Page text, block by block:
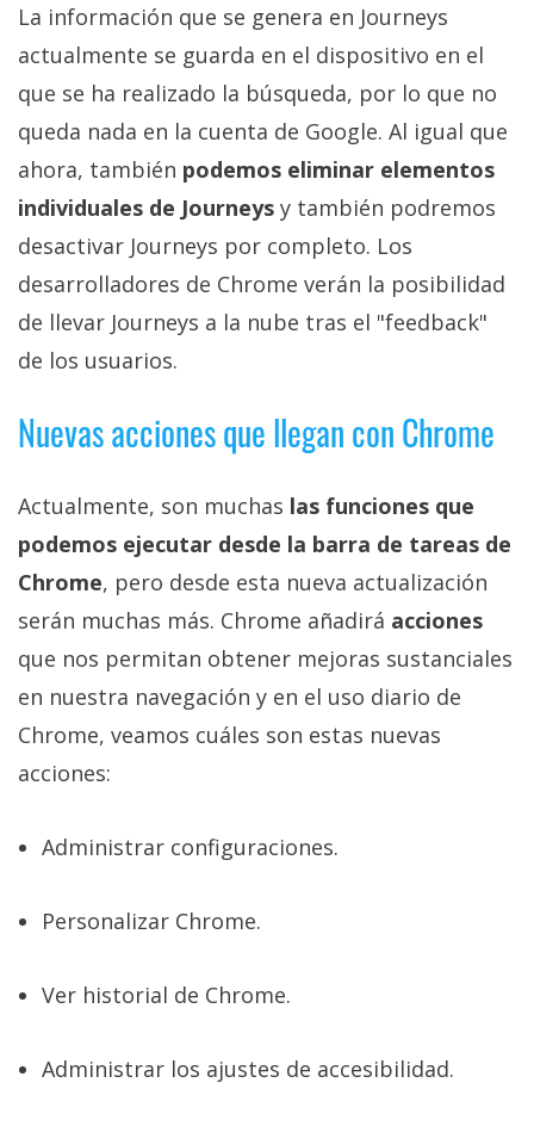
La información que se genera en Journeys
actualmente se guarda en el dispositivo en el
que se ha realizado la búsqueda, por lo que no
queda nada en la cuenta de Google. Al igual que
ahora, también podemos eliminar elementos
individuales de Journeys y también podremos
desactivar Journeys por completo. Los
desarrolladores de Chrome verán la posibilidad
de llevar Journeys a la nube tras el "feedback"
de los usuarios.
Nuevas acciones que llegan con Chrome
Actualmente, son muchas las funciones que
podemos ejecutar desde la barra de tareas de
Chrome, pero desde esta nueva actualización
serán muchas más. Chrome añadirá acciones
que nos permitan obtener mejoras sustanciales
en nuestra navegación y en el uso diario de
Chrome, veamos cuáles son estas nuevas
acciones:
Administrar configuraciones.
Personalizar Chrome.
Ver historial de Chrome.
Administrar los ajustes de accesibilidad.